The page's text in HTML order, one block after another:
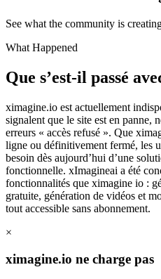
See what the community is
What Happened
Que s’est-il passé
ximagine.io est actuellement
signalent que le site est en panne,
erreurs « accès refusé ». Que
ligne ou définitivement fermé, les
besoin dès aujourd’hui d’une
fonctionnelle. xImagineai a été
fonctionnalités que ximagine io :
gratuite, génération de vidéos et
tout accessible sans abonnement.
×
ximagine.io ne charge pas